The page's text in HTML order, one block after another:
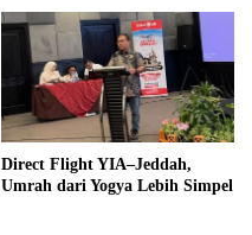
Direct Flight YIA–Jeddah,
Umrah dari Yogya Lebih Simpel